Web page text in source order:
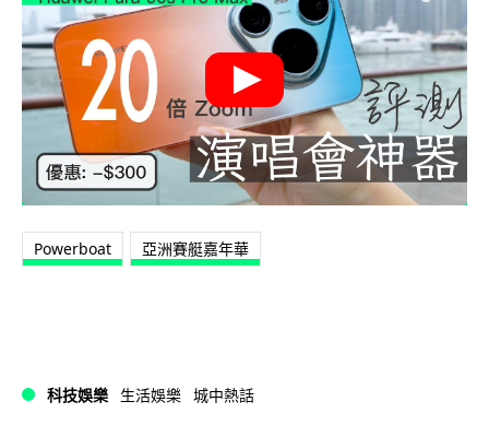
Powerboat 亞洲賽艇嘉年華
科技娛樂 生活娛樂 城中熱話